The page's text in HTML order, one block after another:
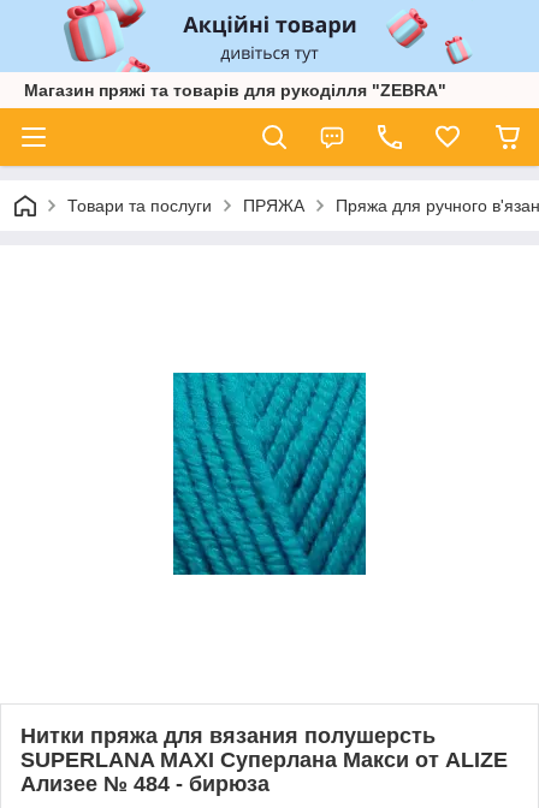
Магазин пряжі та товарів для рукоділля "ZEBRA"
Товари та послуги ПРЯЖА Пряжа для ручного
Нитки пряжа для вязания полушерсть
SUPERLANA MAXI Суперлана Макси от ALIZE
Ализее № 484 - бирюза